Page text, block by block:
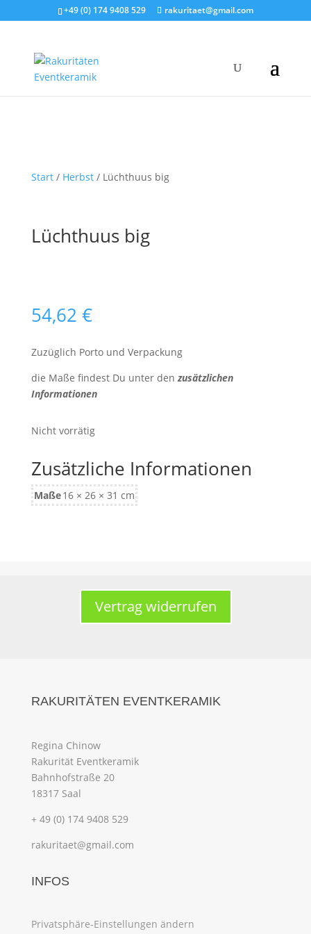
+49 (0) 174 9408 529 rakuritaet@gmail.com
Start/ Herbst/ Lüchthuus big
Lüchthuus big
54,62 €
Zuzüglich Porto und Verpackung
die Maße findest Du unter denzusätzlichen
Informationen
Nicht vorrätig
Zusätzliche Informationen
Maße16 × 26 × 31 cm
Vertrag widerrufen
RAKURITÄTEN EVENTKERAMIK
Regina Chinow
Rakurität Eventkeramik
Bahnhofstraße 20
18317 Saal
+ 49 (0) 174 9408 529
rakuritaet@gmail.com
INFOS
Privatsphäre-Einstellungen ändern